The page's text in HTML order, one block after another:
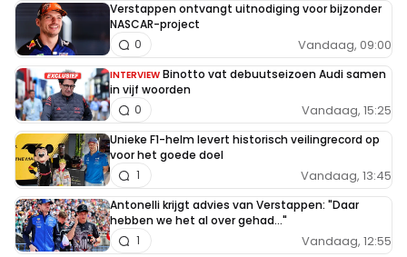
Verstappen ontvangt uitnodiging voor bijzonder
NASCAR-project
Vandaag, 09:00
0
INTERVIEW Binotto vat debuutseizoen Audi samen
in vijf woorden
Vandaag, 15:25
0
Unieke F1-helm levert historisch veilingrecord op
voor het goede doel
Vandaag, 13:45
1
Antonelli krijgt advies van Verstappen: "Daar
hebben we het al over gehad..."
Vandaag, 12:55
1